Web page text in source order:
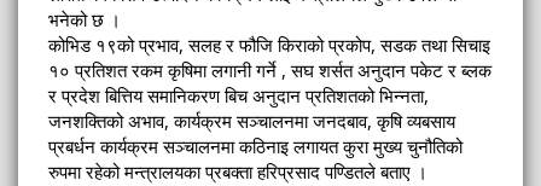
भनेको छ ।
कोभिड १९को प्रभाव, सलह र फौजि किराको प्रकोप, सडक तथा सिचाइ
१० प्रतिशत रकम कृषिमा लगानी गर्ने , सघ शर्सत अनुदान पकेट र ब्लक
र प्रदेश बित्तिय समानिकरण बिच अनुदान प्रतिशतको भिन्नता,
जनशक्तिको अभाव, कार्यक्रम सञ्चालनमा जनदबाव, कृषि व्यबसाय
प्रबर्धन कार्यक्रम सञ्चालनमा कठिनाइ लगायत कुरा मुख्य चुनौतिको
रुपमा रहेको मन्त्रालयका प्रबक्ता हरिप्रसाद पण्डितले बताए ।